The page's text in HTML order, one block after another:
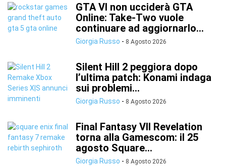
GTA VI non ucciderà GTA
Online: Take-Two vuole
continuare ad aggiornarlo...
Giorgia Russo - 8 Agosto 2026
Silent Hill 2 peggiora dopo
l’ultima patch: Konami indaga
sui problemi...
Giorgia Russo - 8 Agosto 2026
Final Fantasy VII Revelation
torna alla Gamescom: il 25
agosto Square...
Giorgia Russo - 8 Agosto 2026